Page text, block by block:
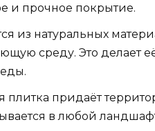
и прочное покрытие.
из натуральных
среду. Это делает
плитка придаёт
в любой